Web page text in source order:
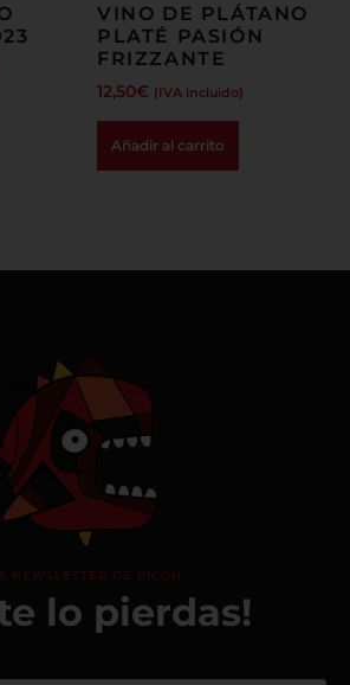
VINO DE PLÁTANO
PLATÉ PASIÓN
FRIZZANTE
12,50€ (IVA incluido)
Añadir al carrito
NEWSLETTER DE PICÓN
te lo pierdas!